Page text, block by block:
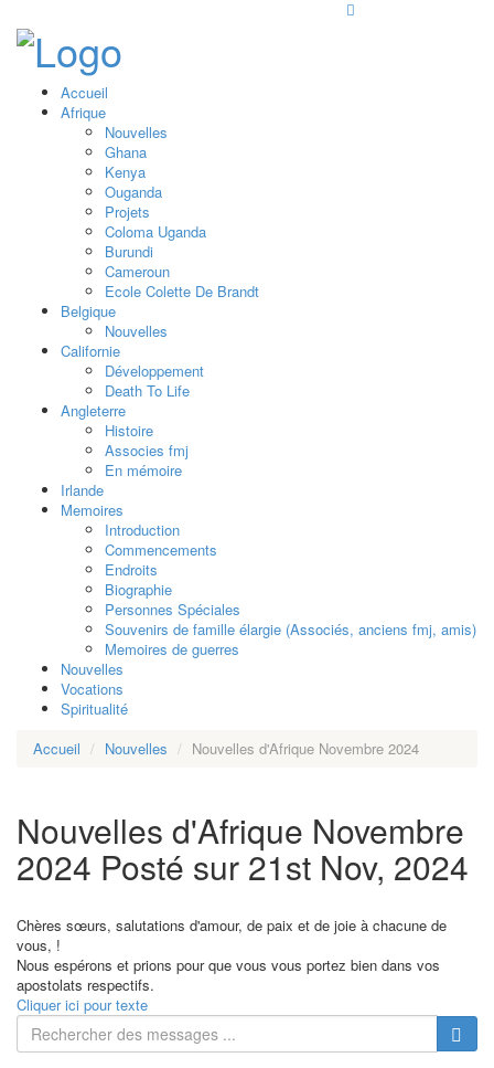
Accueil
Afrique
Nouvelles
Ghana
Kenya
Ouganda
Projets
Coloma Uganda
Burundi
Cameroun
Ecole Colette De Brandt
Belgique
Nouvelles
Californie
Développement
Death To Life
Angleterre
Histoire
Associes fmj
En mémoire
Irlande
Memoires
Introduction
Commencements
Endroits
Biographie
Personnes Spéciales
Souvenirs de famille élargie (Associés, anciens fmj, amis)
Memoires de guerres
Nouvelles
Vocations
Spiritualité
Accueil
Nouvelles Nouvelles d'Afrique Novembre 2024
Nouvelles d'Afrique Novembre
2024 Posté sur 21st Nov, 2024
Chères sœurs, salutations d'amour, de paix et de joie à chacune de
vous, !
Nous espérons et prions pour que vous vous portez bien dans vos
apostolats respectifs.
Cliquer ici pour texte